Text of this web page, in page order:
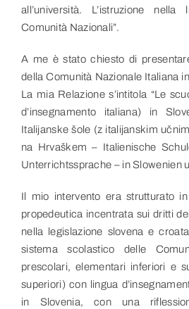
all’università. L’istruzione
Comunità Nazionali”.
A me è stato chiesto di
della Comunità Nazionale Italiana
La mia Relazione s’intitola “Le
d’insegnamento italiana) in
Italijanske šole (z italijanskim
na Hrvaškem – Italienische
Unterrichtssprache – in Slowenien
Il mio intervento era strutturato
propedeutica incentrata sui dritti
nella legislazione slovena e
sistema scolastico delle
prescolari, elementari inferiori e
superiori) con lingua
in Slovenia, con una